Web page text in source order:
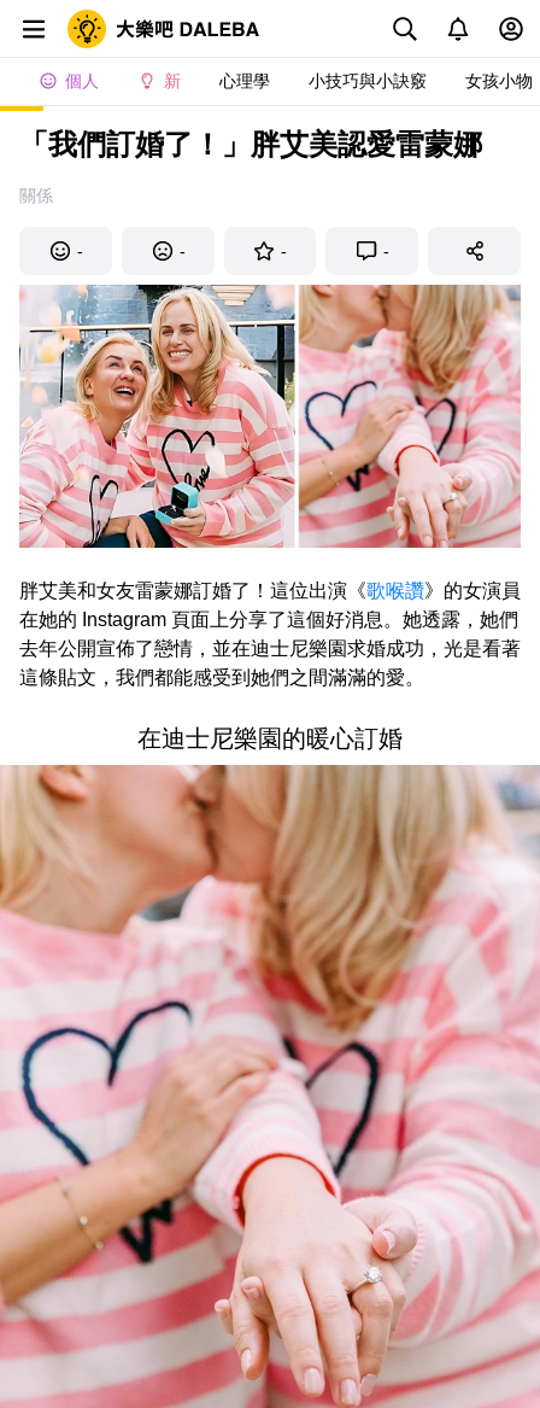
個人 新 心理學 小技巧與小訣竅 女孩小物
「我們訂婚了！」胖艾美認愛雷蒙娜
關係
- - - -
胖艾美和女友雷蒙娜訂婚了！這位出演《歌喉讚》的女演員
在她的 Instagram 頁面上分享了這個好消息。她透露，她們
去年公開宣佈了戀情，並在迪士尼樂園求婚成功，光是看著
這條貼文，我們都能感受到她們之間滿滿的愛。
在迪士尼樂園的暖心訂婚